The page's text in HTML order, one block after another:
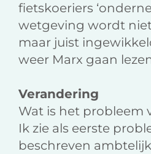
fietskoeriers
wetgeving wordt
maar juist
weer Marx gaan
Verandering
Wat is het probleem
Ik zie als eerste
beschreven